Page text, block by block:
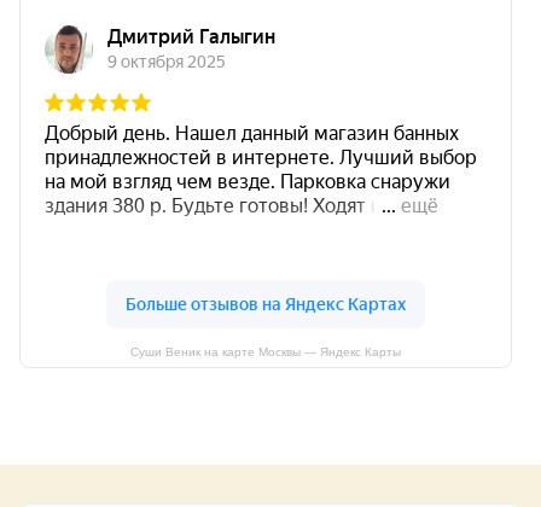
Суши Веник на карте Москвы — Яндекс Карты